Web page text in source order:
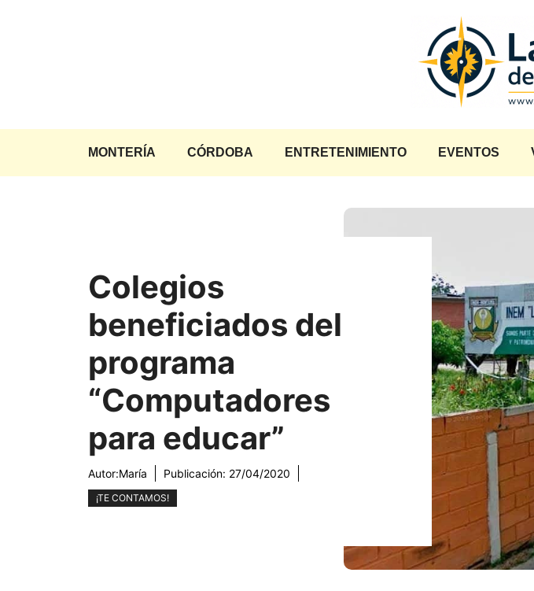
MONTERÍA CÓRDOBA ENTRETENIMIENTO EVENTOS
Colegios
beneficiados del
programa
“Computadores
para educar”
Autor:María Publicación: 27/04/2020
¡TE CONTAMOS!